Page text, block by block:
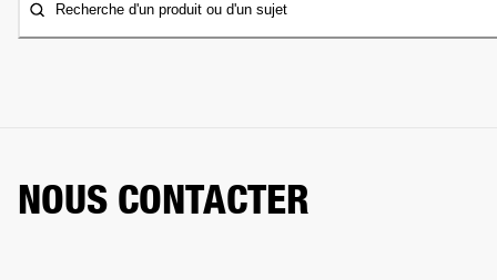
Recherche d'un produit ou d'un sujet
NOUS CONTACTER